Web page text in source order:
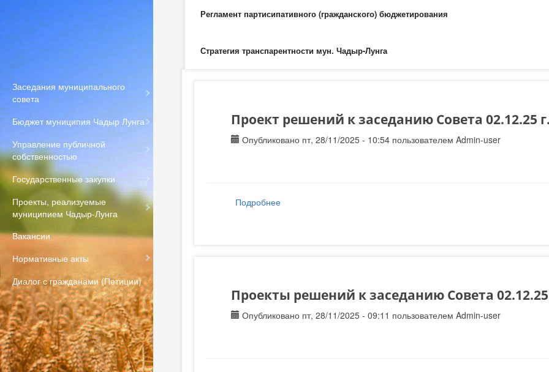
Регламент партисипативного (гражданского) бюджетирования
Стратегия транспарентности мун. Чадыр-Лунга
Заседания муниципального
совета
Бюджет муниципия Чадыр Лунга
Управление публичной
собственностью
Государственные закупки
Проекты, реализуемые
муниципием Чадыр-Лунга
Вакансии
Нормативные акты
Диалог с гражданами (Петиции)
Проект решений к заседанию Совета 02.12.25
Опубликовано пт, 28/11/2025 - 10:54 пользователемAdmin-user
Подробнее
Проекты решений к заседанию Совета 02.12.25
Опубликовано пт, 28/11/2025 - 09:11 пользователемAdmin-user